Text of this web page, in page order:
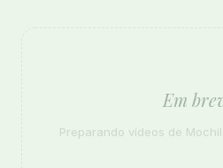
Em
Preparando vídeos de